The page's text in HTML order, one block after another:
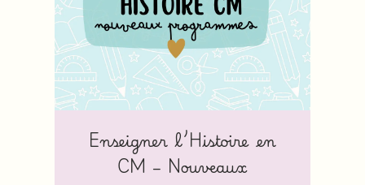
Enseigner l’Histoire en
CM – Nouveaux